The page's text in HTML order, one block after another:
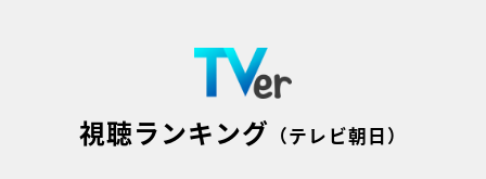
視聴ランキング （テレビ朝日）